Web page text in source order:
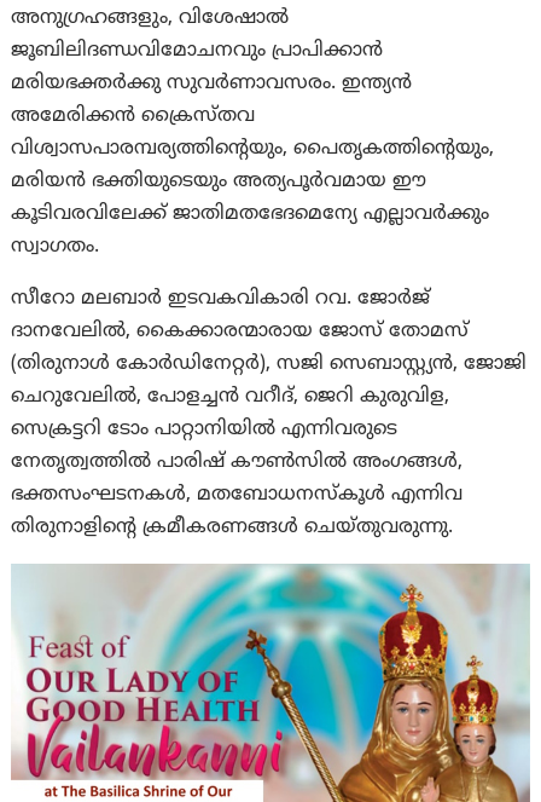
അനുഗ്രഹങ്ങളും, വിശേഷാല്‍
ജൂബിലിദണ്ഡവിമോചനവും പ്രാപിക്കാന്‍
മരിയഭക്തര്‍ക്കു സുവര്‍ണാവസരം. ഇന്ത്യന്‍
അമേരിക്കന്‍ ക്രൈസ്തവ
വിശ്വാസപാരമ്പര്യത്തിന്‍റെയും, പൈതൃകത്തിന്‍റെയും,
മരിയന്‍ ഭക്തിയുടെയും അത്യപൂര്‍വമായ ഈ
കൂടിവരവിലേക്ക് ജാതിമതഭേദമെന്യേ എല്ലാവര്‍ക്കും
സ്വാഗതം.
സീറോ മലബാര്‍ ഇടവകവികാരി റവ. ജോര്‍ജ്
ദാനവേലില്‍, കൈക്കാരന്മാരായ ജോസ് തോമസ്
(തിരുനാള്‍ കോര്‍ഡിനേറ്റര്‍), സജി സെബാസ്റ്റ്യന്‍, ജോജി
ചെറുവേലില്‍, പോളച്ചന്‍ വറീദ്, ജെറി കുരുവിള,
സെക്രട്ടറി ടോം പാറ്റാനിയില്‍ എന്നിവരുടെ
നേതൃത്വത്തില്‍ പാരിഷ് കൗണ്‍സില്‍ അംഗങ്ങള്‍,
ഭക്തസംഘടനകള്‍, മതബോധനസ്കൂള്‍ എന്നിവ
തിരുനാളിന്‍റെ ക്രമീകരണങ്ങള്‍ ചെയ്തുവരുന്നു.